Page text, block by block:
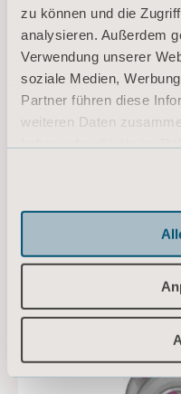
zu können und die
analysieren. Außerdem
Verwendung unserer
soziale Medien,
Partner führen diese
weiteren Daten